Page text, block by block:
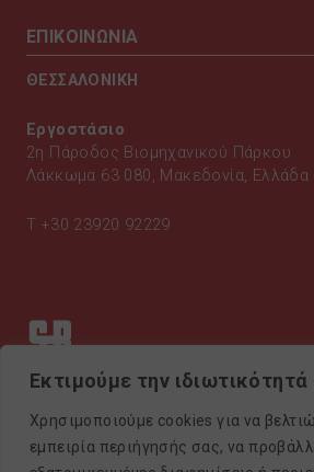
Εκτιμούμε την
Χρησιμοποιούμε cookies για να
εμπειρία περιήγησής σας, να
ΕΠΙΚΟΙΝΩΝΙΑ
ΘΕΣΣΑΛΟΝΙΚΗ
Εργοστάσιο
2η Πάροδος Βιομηχανικού Πάρκου
Λάκκωμα 63 080, Μακεδονία, Ελλάδα
T +30 23920 92229